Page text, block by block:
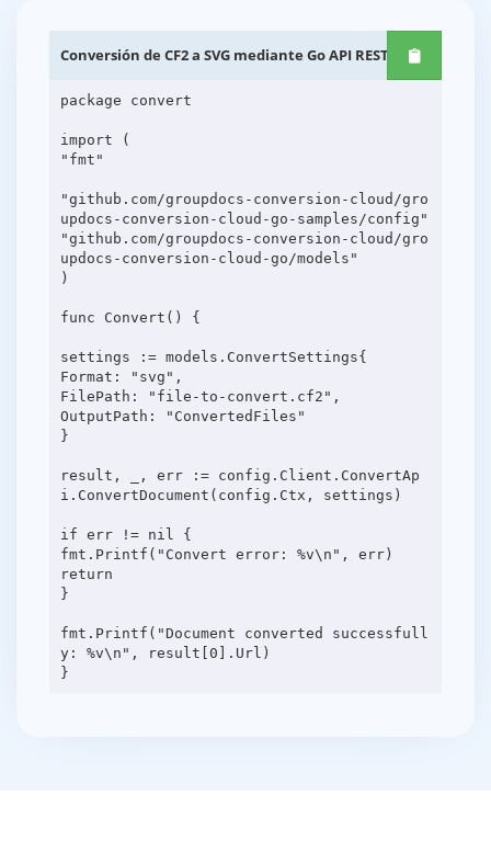
Conversión de CF2 a SVG mediante Go API REST
package convert
import (
"fmt"
"github.com/groupdocs-conversion-cloud/gro
updocs-conversion-cloud-go-samples/config"
"github.com/groupdocs-conversion-cloud/gro
updocs-conversion-cloud-go/models"
)
func Convert() {
settings := models.ConvertSettings{
Format: "svg",
FilePath: "file-to-convert.cf2",
OutputPath: "ConvertedFiles"
}
result, _, err := config.Client.ConvertAp
i.ConvertDocument(config.Ctx, settings)
if err != nil {
fmt.Printf("Convert error: %v\n", err)
return
}
fmt.Printf("Document converted successfull
y: %v\n", result[0].Url)